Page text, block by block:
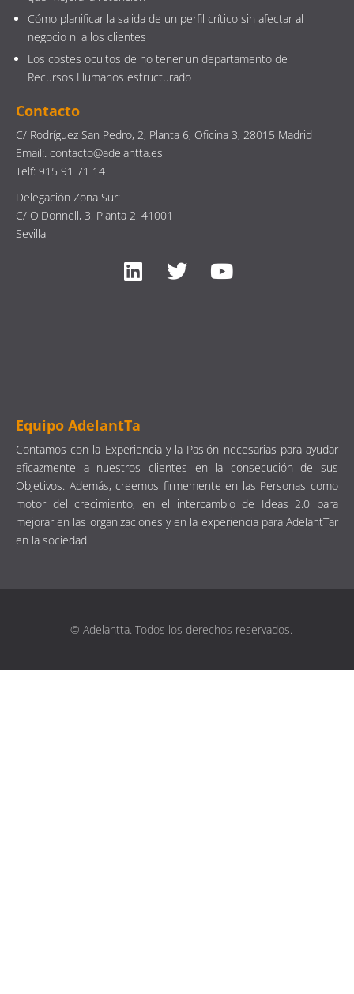
Cómo planificar la salida de un perfil crítico sin afectar al
negocio ni a los clientes
Los costes ocultos de no tener un departamento de
Recursos Humanos estructurado
Contacto
C/ Rodríguez San Pedro, 2, Planta 6, Oficina 3, 28015 Madrid
Email:. contacto@adelantta.es
Telf: 915 91 71 14
Delegación Zona Sur:
C/ O'Donnell, 3, Planta 2, 41001
Sevilla
Equipo AdelantTa
Contamos con la Experiencia y la Pasión necesarias para ayudar
eficazmente a nuestros clientes en la consecución de sus
Objetivos. Además, creemos firmemente en las Personas como
motor del crecimiento, en el intercambio de Ideas 2.0 para
mejorar en las organizaciones y en la experiencia para AdelantTar
en la sociedad.
© Adelantta. Todos los derechos reservados.